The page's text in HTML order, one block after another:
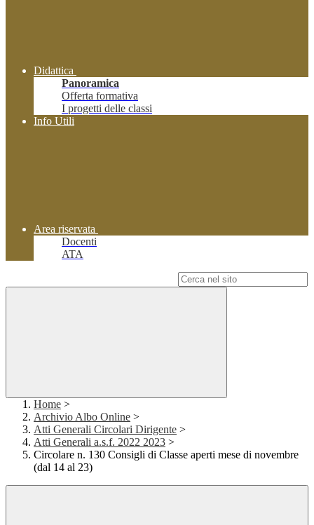
Didattica
Panoramica
Offerta formativa
I progetti delle classi
Info Utili
Area riservata
Docenti
ATA
Home >
Archivio Albo Online >
Atti Generali Circolari Dirigente >
Atti Generali a.s.f. 2022 2023 >
Circolare n. 130 Consigli di Classe aperti mese di novembre
(dal 14 al 23)